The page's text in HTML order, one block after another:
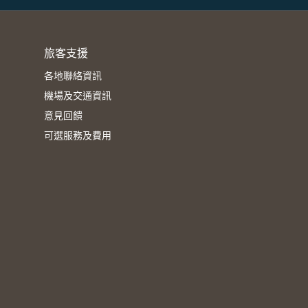
旅客支援
各地聯絡資訊
機場及交通資訊
意見回饋
可選服務及費用